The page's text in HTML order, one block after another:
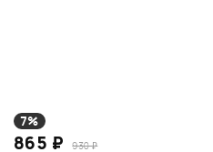
7%
865 ₽ 930 ₽